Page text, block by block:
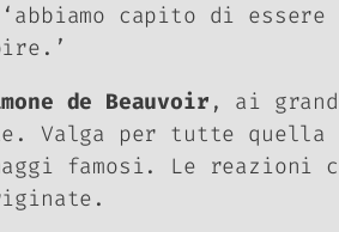
capito di
de Beauvoir , ai
Valga per tutte
famosi. Le reazioni